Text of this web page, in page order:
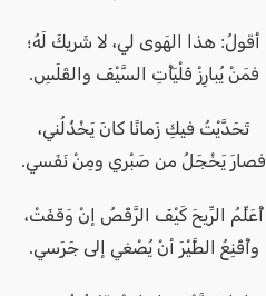
أقولُ: هذا الهَوى لي، لا شَريكَ لَهُ؛
فمَنْ يُبارِزْ فَلْيَأْتِ السَّيْفَ والقَلَسِ.
تَحَدَّيْتُ فيكِ زَمانًا كانَ يَخْذُلُني،
فصارَ يَخْجَلُ من صَبْري ومِنْ نَفَسي.
أُعَلِّمُ الرِّيحَ كَيْفَ الرَّقْصُ إنْ وَقَفَتْ،
وأُقْنِعُ الطَّيْرَ أنْ يُصْغي إلى جَرَسي.